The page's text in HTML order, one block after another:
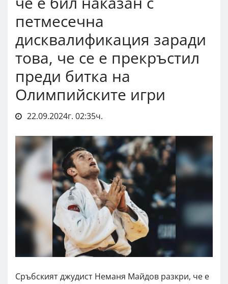
петмесечна
дисквалификация заради
това, че се е прекръстил
преди битка на
Олимпийските игри
22.09.2024г. 02:35ч.
Сръбският джудист Неманя Майдов разкри, че е